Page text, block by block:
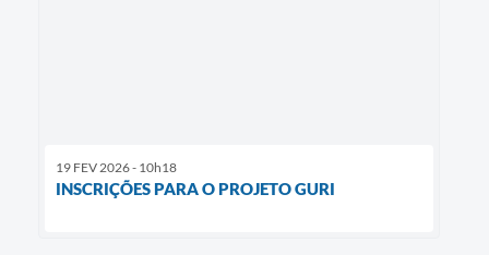
19 FEV 2026 - 10h18
INSCRIÇÕES PARA O PROJETO GURI